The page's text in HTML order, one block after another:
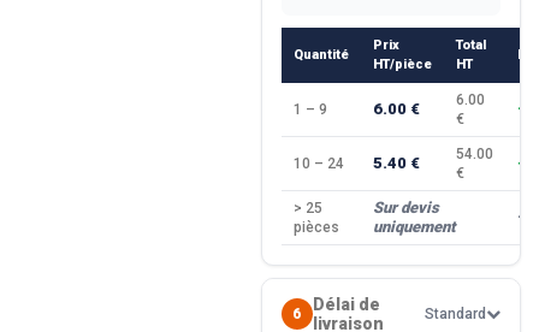
Quantité
Prix
HT/pièce
Total
HT
1 – 9 6.00 €
6.00
€
—
10 – 24 5.40 €
54.00
€
> 25
pièces
Sur devis
uniquement
—
6
Délai de
livraison
Standard